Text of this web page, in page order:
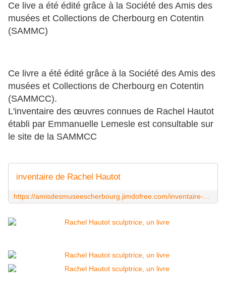
Ce live a été édité grâce à la Société des Amis des
musées et Collections de Cherbourg en Cotentin
(SAMMC)
Ce livre a été édité grâce à la Société des Amis des
musées et Collections de Cherbourg en Cotentin
(SAMMCC).
L'inventaire des œuvres connues de Rachel Hautot
établi par Emmanuelle Lemesle est consultable sur
le site de la SAMMCC
inventaire de Rachel Hautot